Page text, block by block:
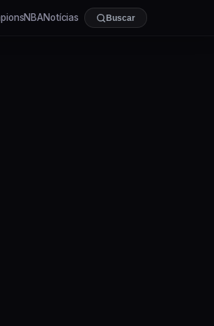
NBANotícias Buscar